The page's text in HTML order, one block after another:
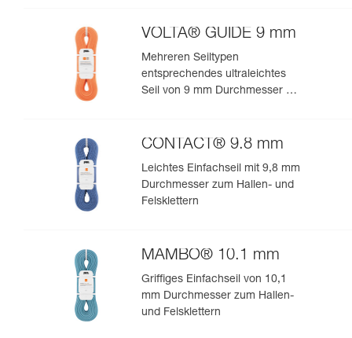
VOLTA® GUIDE 9 mm
Mehreren Seiltypen
entsprechendes ultraleichtes
Seil von 9 mm Durchmesser mit
Klettern oder Bergsteigen
CONTACT® 9.8 mm
Leichtes Einfachseil mit 9,8 mm
Durchmesser zum Hallen- und
Felsklettern
MAMBO® 10.1 mm
Griffiges Einfachseil von 10,1
mm Durchmesser zum Hallen-
und Felsklettern